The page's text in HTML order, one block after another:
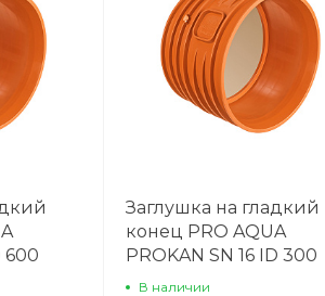
600
Заглушка на гладкий
конец PRO AQUA
PROKAN SN 16 ID 300
В наличии